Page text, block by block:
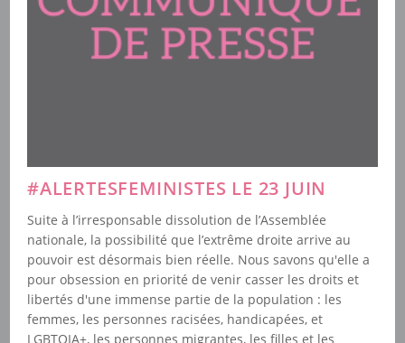
#ALERTESFEMINISTES LE 23 JUIN
Suite à l’irresponsable dissolution de l’Assemblée
nationale, la possibilité que l’extrême droite arrive au
pouvoir est désormais bien réelle. Nous savons qu'elle a
pour obsession en priorité de venir casser les droits et
libertés d'une immense partie de la population : les
femmes, les personnes racisées, handicapées, et
LGBTQIA+, les personnes migrantes, les filles et les